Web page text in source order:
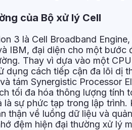
của Bộ xử lý Cell
3 là Cell Broadband
IBM, đại diện cho một
Thay vì dựa vào một
dụng cách tiếp cận đa lõi dị
tám Synergistic Processor
tối đa hóa thông lượng tính
là sự phức tạp trong lập
thận về luồng dữ liệu và
đệm hiện đại thường xử lý